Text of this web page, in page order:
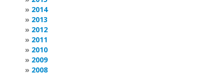
2014
2013
2012
2011
2010
2009
2008